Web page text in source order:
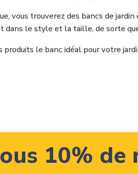
vous trouverez des bancs de
le style et la taille, de sorte
produits le banc idéal pour votre
10% de